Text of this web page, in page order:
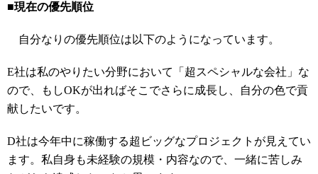
■現在の優先順位
自分なりの優先順位は以下のようになっています。
E社は私のやりたい分野において「超スペシャルな会社」な
ので、もしOKが出ればそこでさらに成長し、自分の色で貢
献したいです。
D社は今年中に稼働する超ビッグなプロジェクトが見えてい
ます。私自身も未経験の規模・内容なので、一緒に苦しみ